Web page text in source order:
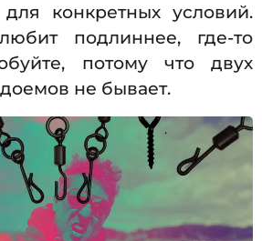
конкретных условий.
подлиннее, где-то
потому что двух
не бывает.